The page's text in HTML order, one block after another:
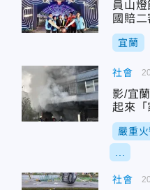
員山
國賠
宜蘭
社會
影/宜
起來「
嚴重
社會